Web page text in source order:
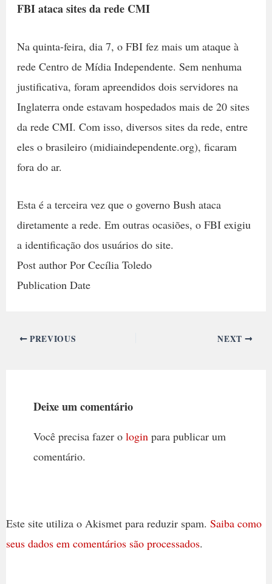
FBI ataca sites da rede CMI
Na quinta-feira, dia 7, o FBI fez mais um ataque à
rede Centro de Mídia Independente. Sem nenhuma
justificativa, foram apreendidos dois servidores na
Inglaterra onde estavam hospedados mais de 20 sites
da rede CMI. Com isso, diversos sites da rede, entre
eles o brasileiro (midiaindependente.org), ficaram
fora do ar.
Esta é a terceira vez que o governo Bush ataca
diretamente a rede. Em outras ocasiões, o FBI exigiu
a identificação dos usuários do site.
Post author Por Cecília Toledo
Publication Date
PREVIOUS NEXT
Deixe um comentário
Você precisa fazer o loginpara publicar um
comentário.
Este site utiliza o Akismet para reduzir spam. Saiba como
seus dados em comentários são processados.